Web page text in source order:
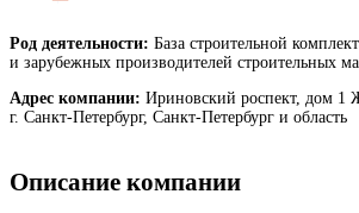
Род деятельности: База строительной
и зарубежных производителей строительных
Адрес компании: Ириновский роспект, дом 1
г. Санкт-Петербург, Санкт-Петербург и область
Описание компании